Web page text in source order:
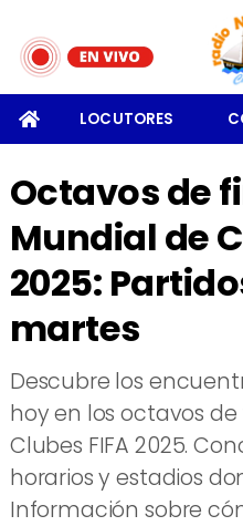
LOCUTORES
Octavos de
Mundial de
2025:
martes
Descubre los
hoy en los octavos
Clubes FIFA 2025.
horarios y estadios
Información sobre